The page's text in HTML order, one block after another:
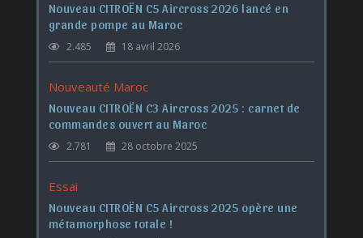
Nouveau CITROËN C5 Aircross 2026 lancé en
grande pompe au Maroc
2.485 18 avril 2026
Nouveauté Maroc
Nouveau CITROËN C3 Aircross 2025 : carnet de
commandes ouvert au Maroc
2.781 28 octobre 2025
Essai
Nouveau CITROËN C5 Aircross 2025 opère une
métamorphose totale !